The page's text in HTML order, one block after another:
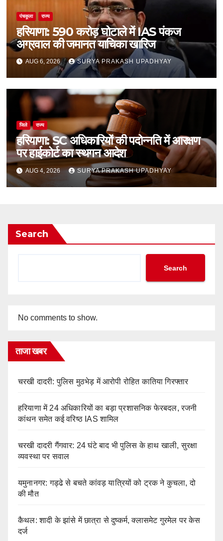
पंचकूला राज्य
हरियाणा: 590 करोड़ घोटाले में IAS पंकज
अग्रवाल की जमानत याचिका खारिज
AUG 6, 2026 SURYA PRAKASH UPADHYAY
जिले राज्य
हरियाणा: SC अधिकारियों की पदोन्नति में आरक्षण
पर हाईकोर्ट का स्थगन आदेश
AUG 4, 2026 SURYA PRAKASH UPADHYAY
Search
Search
No comments to show.
ताजा खबर
चरखी दादरी: पुलिस मुठभेड़ में आरोपी रोहित कातिया गिरफ्तार
हरियाणा में 24 अधिकारियों का बड़ा प्रशासनिक फेरबदल, रजनी
कांथन समेत कई वरिष्ठ IAS शामिल
चरखी दादरी गैंगवार: 24 घंटे बाद भी पुलिस के हाथ खाली, सुरक्षा
व्यवस्था पर सवाल
यमुनानगर: गड्ढे से बचते कांवड़ यात्रियों को ट्रक ने कुचला, दो
की मौत
कैथल: शादी के झांसे में छात्रा से दुष्कर्म, क्लासमेट गुरमेल पर केस
दर्ज